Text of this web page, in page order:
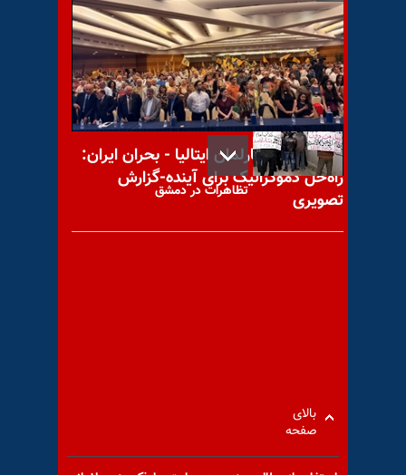
مهم‌ترین خبرهای ایران و جهان
در ۶۰ثانیه – دوشنبه ۱۱ اسفند
۱۴۰۴
تظاهرات در دمشق
کنفرانس در پارلمان ایتالیا - بحران ایران:
راه‌حل دموکراتیک برای آینده-گزارش
تصویری
بالای
صفحه